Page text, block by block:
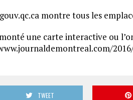
montre tous les
une carte interactive ou
TWEET